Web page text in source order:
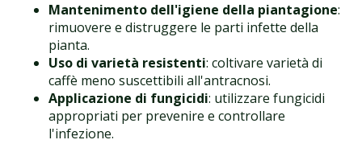
Mantenimento dell'igiene della piantagione:
rimuovere e distruggere le parti infette della
pianta.
Uso di varietà resistenti: coltivare varietà di
caffè meno suscettibili all'antracnosi.
Applicazione di fungicidi: utilizzare fungicidi
appropriati per prevenire e controllare
l'infezione.